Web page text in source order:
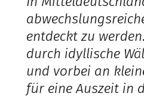
entdeckt zu
durch idyllische
und vorbei an
für eine Auszeit in